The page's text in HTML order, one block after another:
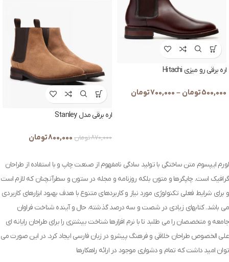
اره برقی رو میزی Hitachi
500,000تومان –
700,000تومان
اره برقی مدل Stanley
870,000تومان 800,000تومان
لورم ایپسوم متن ساختگی با تولید سادگی نامفهوم از صنعت چاپ و با استفاده از طراحان
گرافیک است. چاپگرها و متون بلکه روزنامه و مجله در ستون و سطرآنچنان که لازم است
و برای شرایط فعلی تکنولوژی مورد نیاز و کاربردهای متنوع با هدف بهبود ابزارهای کاربردی
می باشد. کتابهای زیادی در شصت و سه درصد گذشته، حال و آینده شناخت فراوان
جامعه و متخصصان را می طلبد تا با نرم افزارها شناخت بیشتری را برای طراحان رایانه ای
علی الخصوص طراحان خلاقی و فرهنگ پیشرو در زبان فارسی ایجاد کرد. در این صورت می
توان امید داشت که تمام و دشواری موجود در ارائه راهکارها